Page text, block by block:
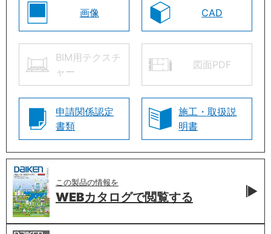
画像 CAD
BIM用テクスチ
ャー
図面PDF
申請関係認定
書類
施工・取扱説
明書
この製品の情報を
WEBカタログで閲覧する